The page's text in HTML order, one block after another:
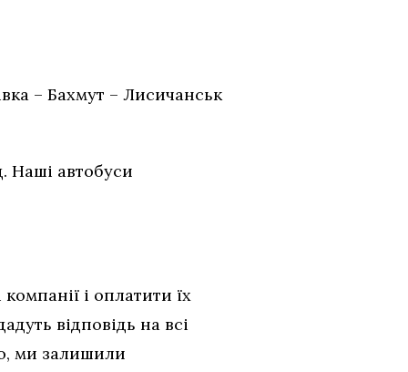
– Бахмут – Лисичанськ
Наші автобуси
і оплатити їх
відповідь на всі
ми залишили